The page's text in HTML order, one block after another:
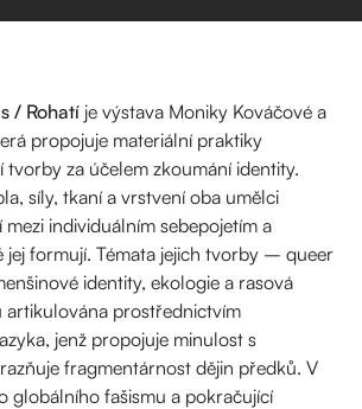
/ Rohatí je výstava Moniky Kováčové a
propojuje materiální praktiky
tvorby za účelem zkoumání identity.
síly, tkaní a vrstvení oba umělci
individuálním sebepojetím a
jej formují. Témata jejich tvorby – queer
identity, ekologie a rasová
prostřednictvím
jenž propojuje minulost s
fragmentárnost dějin předků. V
globálního fašismu a pokračující